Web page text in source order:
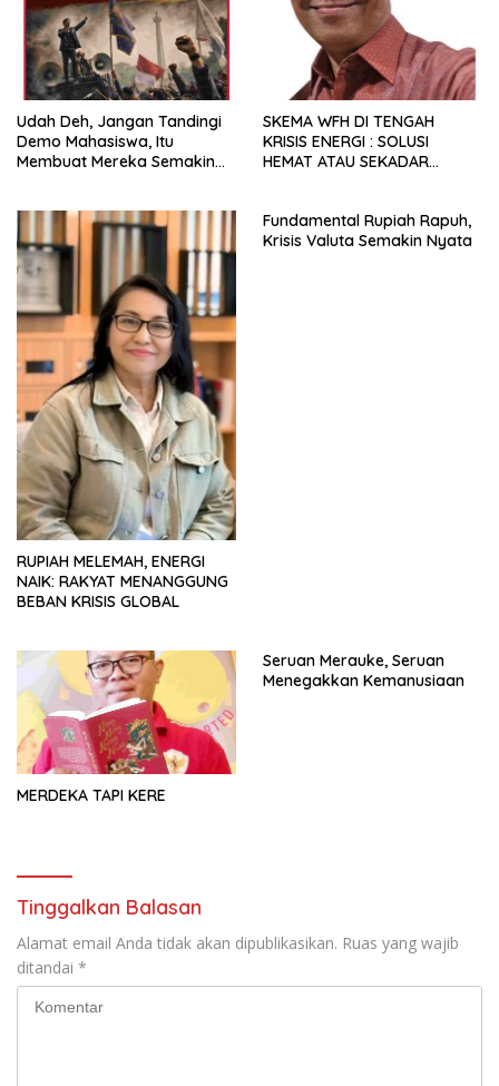
Udah Deh, Jangan Tandingi
Demo Mahasiswa, Itu
Membuat Mereka Semakin
SKEMA WFH DI TENGAH
KRISIS ENERGI : SOLUSI
HEMAT ATAU SEKADAR
RUPIAH MELEMAH, ENERGI
NAIK: RAKYAT MENANGGUNG
BEBAN KRISIS GLOBAL
Fundamental Rupiah Rapuh,
Krisis Valuta Semakin Nyata
MERDEKA TAPI KERE
Seruan Merauke, Seruan
Menegakkan Kemanusiaan
Tinggalkan Balasan
Alamat email Anda tidak akan dipublikasikan. Ruas yang wajib
ditandai *